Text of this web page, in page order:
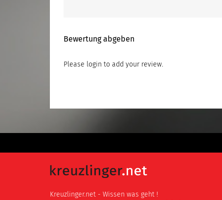
Bewertung abgeben
Please login to add your review.
Kreuzlinger.net - Wissen was geht !